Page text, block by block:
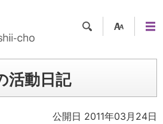
ツー
ュー
活動日記
公開日 2011年03月24日